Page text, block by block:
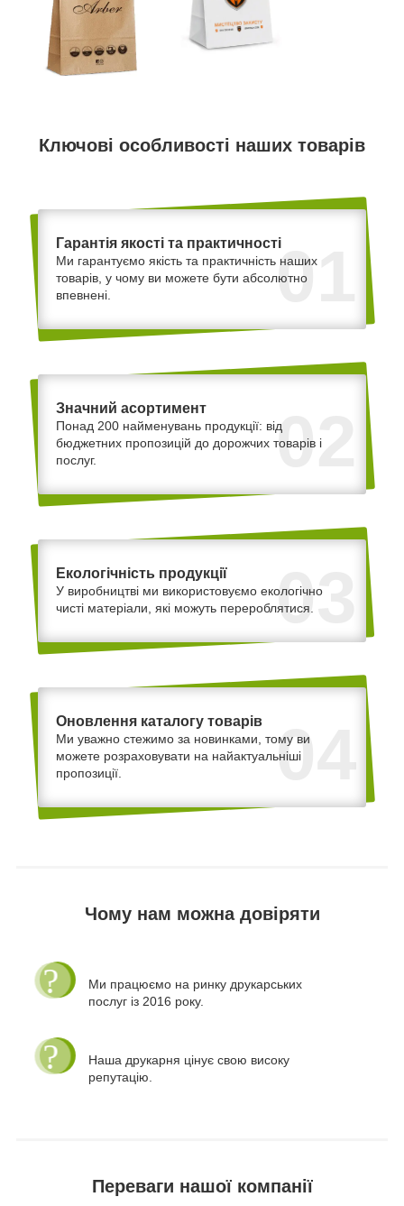
Ключові особливості наших товарів
01
Гарантія якості та практичності
Ми гарантуємо якість та практичність наших
товарів, у чому ви можете бути абсолютно
впевнені.
02
Значний асортимент
Понад 200 найменувань продукції: від
бюджетних пропозицій до дорожчих товарів і
послуг.
03
Екологічність продукції
У виробництві ми використовуємо екологічно
чисті матеріали, які можуть перероблятися.
04
Оновлення каталогу товарів
Ми уважно стежимо за новинками, тому ви
можете розраховувати на найактуальніші
пропозиції.
Чому нам можна довіряти
Ми працюємо на ринку друкарських
послуг із 2016 року.
Наша друкарня цінує свою високу
репутацію.
Переваги нашої компанії